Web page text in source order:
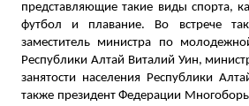
представляющие такие виды спорта,
футбол и плавание. Во встрече
заместитель министра по
Республики Алтай Виталий Уин,
занятости населения Республики
также президент Федерации